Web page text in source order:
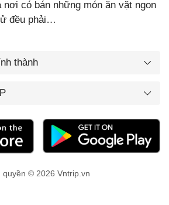
nơi có bán những món ăn vặt ngon
đều phải…
thành
quyền © 2026 Vntrip.vn